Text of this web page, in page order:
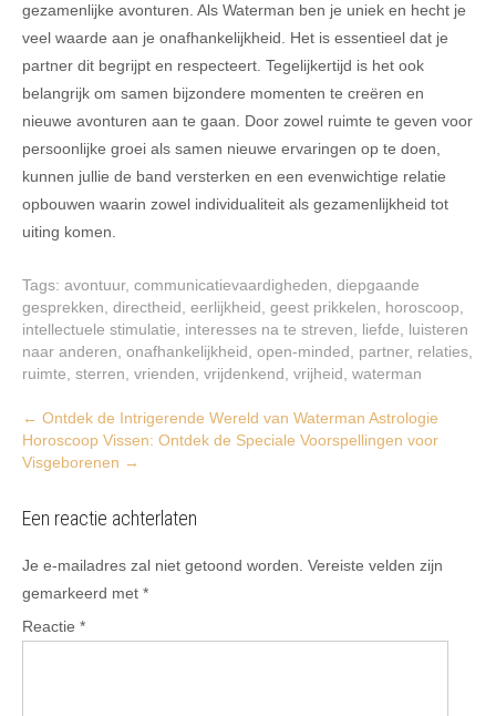
gezamenlijke avonturen. Als Waterman ben je uniek en hecht je
veel waarde aan je onafhankelijkheid. Het is essentieel dat je
partner dit begrijpt en respecteert. Tegelijkertijd is het ook
belangrijk om samen bijzondere momenten te creëren en
nieuwe avonturen aan te gaan. Door zowel ruimte te geven voor
persoonlijke groei als samen nieuwe ervaringen op te doen,
kunnen jullie de band versterken en een evenwichtige relatie
opbouwen waarin zowel individualiteit als gezamenlijkheid tot
uiting komen.
Tags: avontuur, communicatievaardigheden diepgaande
gesprekken directheid eerlijkheid geest prikkelen horoscoop
intellectuele stimulatie
interesses na te streven liefde
luisteren
naar anderen onafhankelijkheid open-minded partner, relaties
ruimte sterren vrienden vrijdenkend vrijheid waterman
Post
navigation
← Ontdek de Intrigerende Wereld van Waterman Astrologie
Horoscoop Vissen: Ontdek de Speciale Voorspellingen voor
Visgeborenen →
Een reactie achterlaten
Je e-mailadres zal niet getoond worden. Vereiste velden zijn
gemarkeerd met *
Reactie *